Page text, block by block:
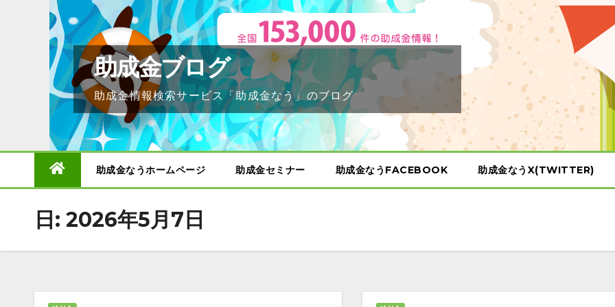
助成金ブログ
助成金情報検索サービス「助成金なう」のブログ
助成金なうホームページ 助成金セミナー 助成金なうFACEBOOK 助成金なうX(TWITTER)
日: 2026年5月7日